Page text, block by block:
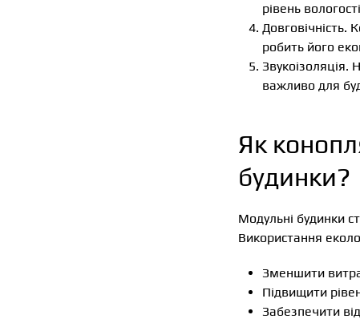
рівень
Довговічність.
робить його
важливо для
Як
будинки?
Модульні будинки
Використання
Зменшити
Підвищити
Забезпечити